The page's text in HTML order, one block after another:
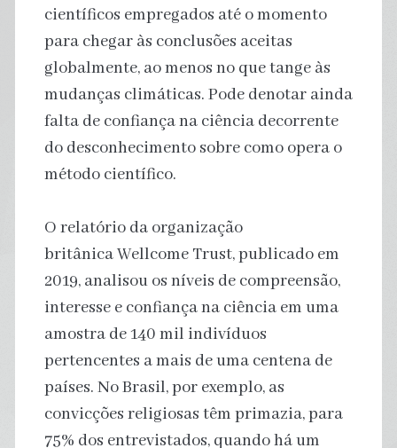
científicos empregados até o momento
para chegar às conclusões aceitas
globalmente, ao menos no que tange às
mudanças climáticas. Pode denotar ainda
falta de confiança na ciência decorrente
do desconhecimento sobre como opera o
método científico.
O relatório da organização
britânica Wellcome Trust, publicado em
2019, analisou os níveis de compreensão,
interesse e confiança na ciência em uma
amostra de 140 mil indivíduos
pertencentes a mais de uma centena de
países. No Brasil, por exemplo, as
convicções religiosas têm primazia, para
75% dos entrevistados, quando há um